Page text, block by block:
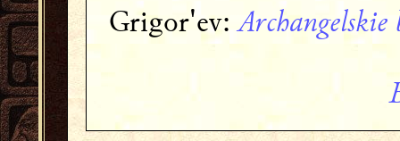
Grigor'ev: